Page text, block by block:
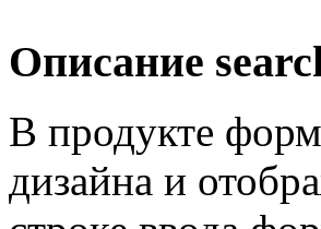
Описание
В продукте
дизайна и